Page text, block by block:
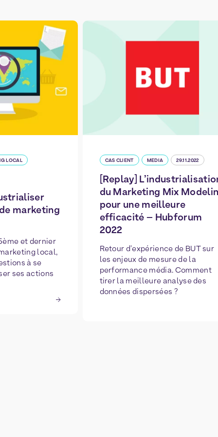
LOCAL
marketing
et dernier
local,
à se
ses actions
CAS CLIENT MEDIA 29.11.2022
[Replay]
du Marketing Mix
pour une meilleure
efficacité – Hubforum
2022
Retour d'expérience de BUT sur
les enjeux de mesure de la
performance média. Comment
tirer la meilleure analyse des
données dispersées ?